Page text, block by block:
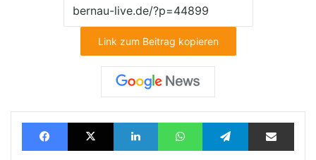
Link zum Beitrag kopieren
FacebookX LinkedInWhatsAppTelegramTeilen via E-Mail